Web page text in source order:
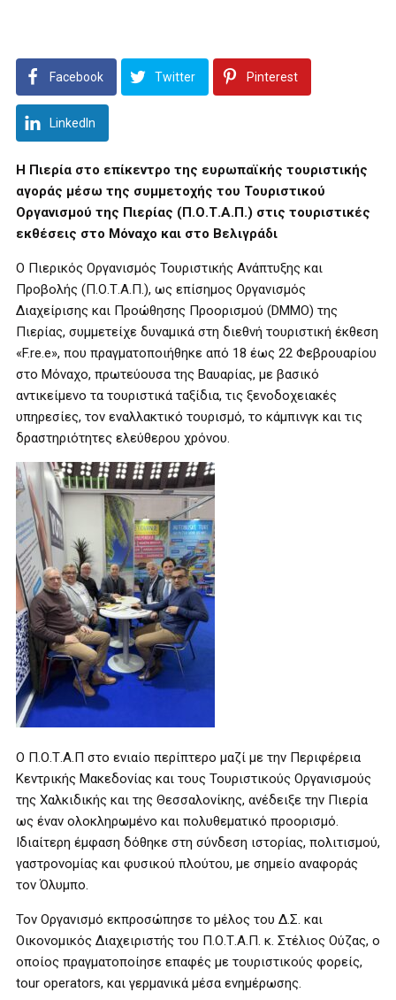
Facebook Twitter Pinterest
LinkedIn
Η Πιερία στο επίκεντρο της ευρωπαϊκής τουριστικής
αγοράς μέσω της συμμετοχής του Τουριστικού
Οργανισμού της Πιερίας (Π.Ο.Τ.Α.Π.) στις τουριστικές
εκθέσεις στο Μόναχο και στο Βελιγράδι
Ο Πιερικός Οργανισμός Τουριστικής Ανάπτυξης και
Προβολής (Π.Ο.Τ.Α.Π.), ως επίσημος Οργανισμός
Διαχείρισης και Προώθησης Προορισμού (DMMO) της
Πιερίας, συμμετείχε δυναμικά στη διεθνή τουριστική έκθεση
«F.re.e», που πραγματοποιήθηκε από 18 έως 22 Φεβρουαρίου
στο Μόναχο, πρωτεύουσα της Βαυαρίας, με βασικό
αντικείμενο τα τουριστικά ταξίδια, τις ξενοδοχειακές
υπηρεσίες, τον εναλλακτικό τουρισμό, το κάμπινγκ και τις
δραστηριότητες ελεύθερου χρόνου.
Ο Π.Ο.Τ.Α.Π στο ενιαίο περίπτερο μαζί με την Περιφέρεια
Κεντρικής Μακεδονίας και τους Τουριστικούς Οργανισμούς
της Χαλκιδικής και της Θεσσαλονίκης, ανέδειξε την Πιερία
ως έναν ολοκληρωμένο και πολυθεματικό προορισμό.
Ιδιαίτερη έμφαση δόθηκε στη σύνδεση ιστορίας, πολιτισμού,
γαστρονομίας και φυσικού πλούτου, με σημείο αναφοράς
τον Όλυμπο.
Τον Οργανισμό εκπροσώπησε το μέλος του Δ.Σ. και
Οικονομικός Διαχειριστής του Π.Ο.Τ.Α.Π. κ. Στέλιος Ούζας, ο
οποίος πραγματοποίησε επαφές με τουριστικούς φορείς,
tour operators, και γερμανικά μέσα ενημέρωσης.